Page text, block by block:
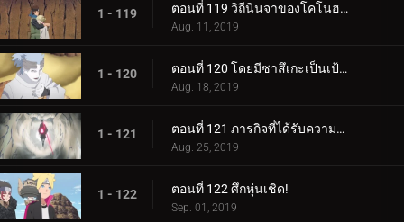
1 - 119 ตอนที่ 119 วิถีนินจาของโคโนฮะมารุ
Aug. 11, 2019
1 - 120 ตอนที่ 120 โดยมีซาสึเกะเป็นเป้าหมาย
Aug. 18, 2019
1 - 121 ตอนที่ 121 ภารกิจที่ได้รับความไว้วางใจ: ปกป้อง One Tails!
Aug. 25, 2019
1 - 122 ตอนที่ 122 ศึกหุ่นเชิด!
Sep. 01, 2019